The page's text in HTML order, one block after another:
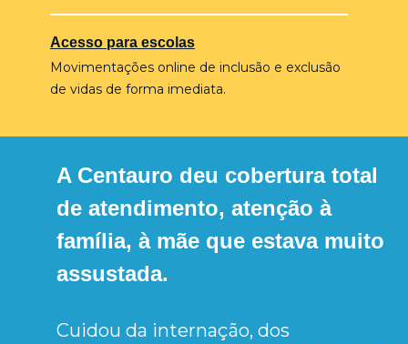
Acesso para escolas
Movimentações online de inclusão e exclusão
de vidas de forma imediata.
A Centauro deu cobertura total
de atendimento, atenção à
família, à mãe que estava muito
assustada.
Cuidou da internação, dos